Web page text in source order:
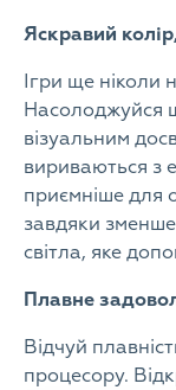
Яскравий
Ігри ще ніколи
Насолоджуйся
візуальним
вириваються з
приємніше для
завдяки
світла, яке
Плавне
Відчуй
процесору.